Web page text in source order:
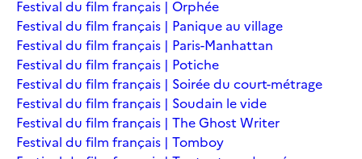
Festival du film français | Orphée
Festival du film français | Panique au village
Festival du film français | Paris-Manhattan
Festival du film français | Potiche
Festival du film français | Soirée du court-métrage
Festival du film français | Soudain le vide
Festival du film français | The Ghost Writer
Festival du film français | Tomboy